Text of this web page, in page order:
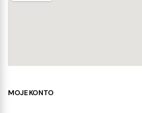
Linki w stopce
MOJE KONTO